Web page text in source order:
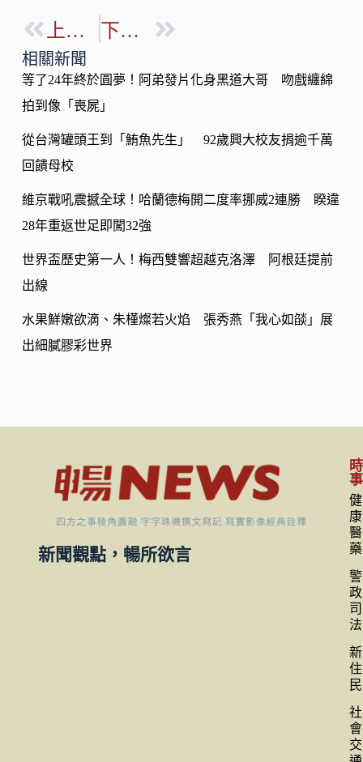
b
o
p
Li
k
上一篇 下一篇
相關新聞
等了24年終於圓夢！阿弟發片化身黑道大哥 吻戲纏綿
拍到像「喪屍」
從台灣罐頭王到「鮪魚先生」 92歲興大校友捐逾千萬
回饋母校
維京戰吼震撼全球！哈蘭德梅開二度率挪威2連勝 睽違
28年重返世足即闖32強
世界盃歷史第一人！梅西雙響超越克洛澤 阿根廷提前
出線
水果鮮嫩欲滴、朱槿燦若火焰 張秀燕「我心如燄」展
出細膩膠彩世界
新聞觀點，暢所欲言
時
事
健
康
醫
藥
警
政
司
法
新
住
民
社
會
交